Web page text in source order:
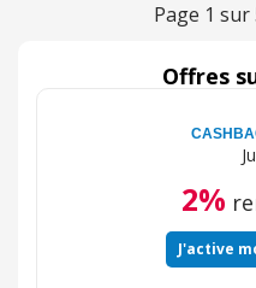
je me suis offerte
de couleurs différentes,
Page 1 sur
Offres
2%
J'active